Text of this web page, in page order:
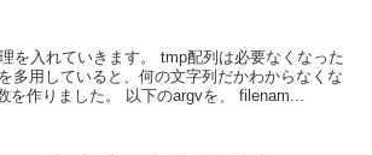
を入れていきます。 tmp配列は必要なくなった
多用していると、何の文字列だかわからなくな
を作りました。 以下のargvを、 filenam...